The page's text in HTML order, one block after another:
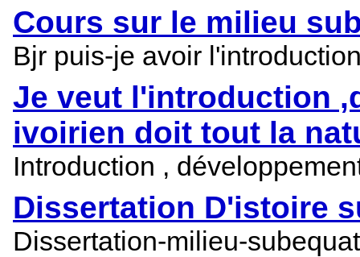
Cours sur le milieu
Bjr puis-je avoir
Je veut l'introduction
ivoirien doit tout la
Introduction ,
Dissertation D'istoire
Dissertation-milieu-